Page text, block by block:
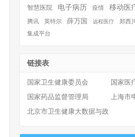
智慧医院 电子病历 疫情 移动医
腾讯
英特尔 薛万国 远程医疗 郑西川
集成平台
链接表
国家卫生健康委员会
国家医
国家药品监督管理局
上海市
北京市卫生健康大数据与政